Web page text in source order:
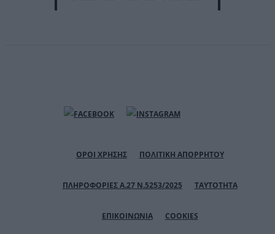
ΟΡΟΙ ΧΡΗΣΗΣ ΠΟΛΙΤΙΚΗ ΑΠΟΡΡΗΤΟΥ
ΠΛΗΡΟΦΟΡΙΕΣ Α.27 Ν.5253/2025 ΤΑΥΤΟΤΗΤΑ
ΕΠΙΚΟΙΝΩΝΙΑ COOKIES